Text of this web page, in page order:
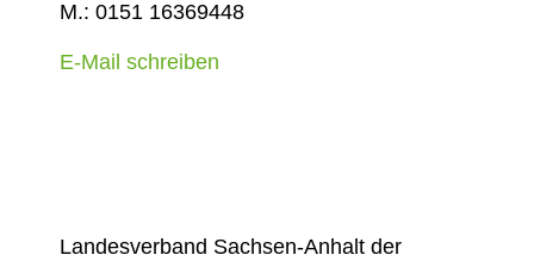
Landesverband Sachsen-Anhalt der
M.: 0151 16369448
E-Mail schreiben